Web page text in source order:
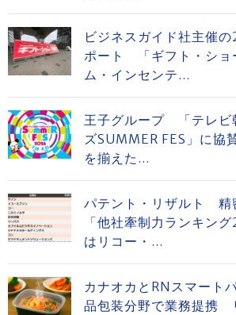
ビジネスガイド社主催
ポート 「ギフト・ショ
ム・インセンテ...
王子グループ 「テレビ
ズSUMMER FES」に
を揃えた...
パテント・リザルト 精
「他社牽制力ランキン
はリコー・...
カナオカとRNスマート
品包装分野で業務提携